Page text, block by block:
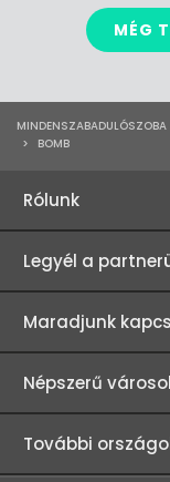
MÉG
MINDENSZABADULÓSZOBA
>
BOMB
Rólunk
Legyél a
Maradjunk
Népszerű
További